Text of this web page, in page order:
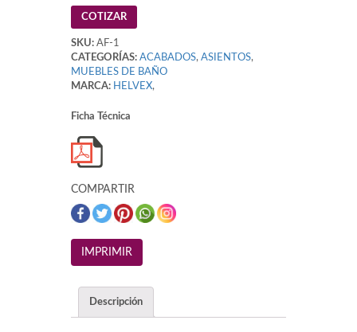
COTIZAR
SKU: AF-1
CATEGORÍAS: ACABADOS, ASIENTOS,
MUEBLES DE BAÑO
MARCA: HELVEX,
Ficha Técnica
COMPARTIR
Descripción